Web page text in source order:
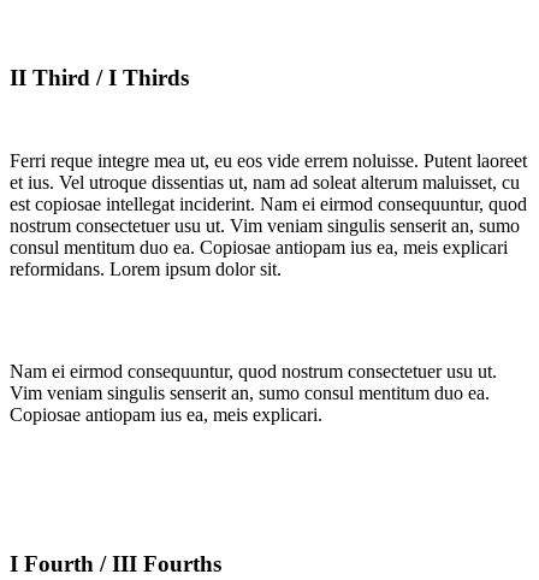
II Third / I Thirds
Ferri reque integre mea ut, eu eos vide errem noluisse. Putent laoreet
et ius. Vel utroque dissentias ut, nam ad soleat alterum maluisset, cu
est copiosae intellegat inciderint. Nam ei eirmod consequuntur, quod
nostrum consectetuer usu ut. Vim veniam singulis senserit an, sumo
consul mentitum duo ea. Copiosae antiopam ius ea, meis explicari
reformidans. Lorem ipsum dolor sit.
Nam ei eirmod consequuntur, quod nostrum consectetuer usu ut.
Vim veniam singulis senserit an, sumo consul mentitum duo ea.
Copiosae antiopam ius ea, meis explicari.
I Fourth / III Fourths